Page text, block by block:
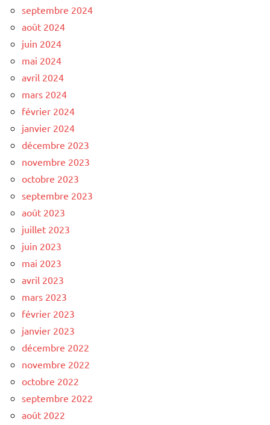
septembre 2024
août 2024
juin 2024
mai 2024
avril 2024
mars 2024
février 2024
janvier 2024
décembre 2023
novembre 2023
octobre 2023
septembre 2023
août 2023
juillet 2023
juin 2023
mai 2023
avril 2023
mars 2023
février 2023
janvier 2023
décembre 2022
novembre 2022
octobre 2022
septembre 2022
août 2022